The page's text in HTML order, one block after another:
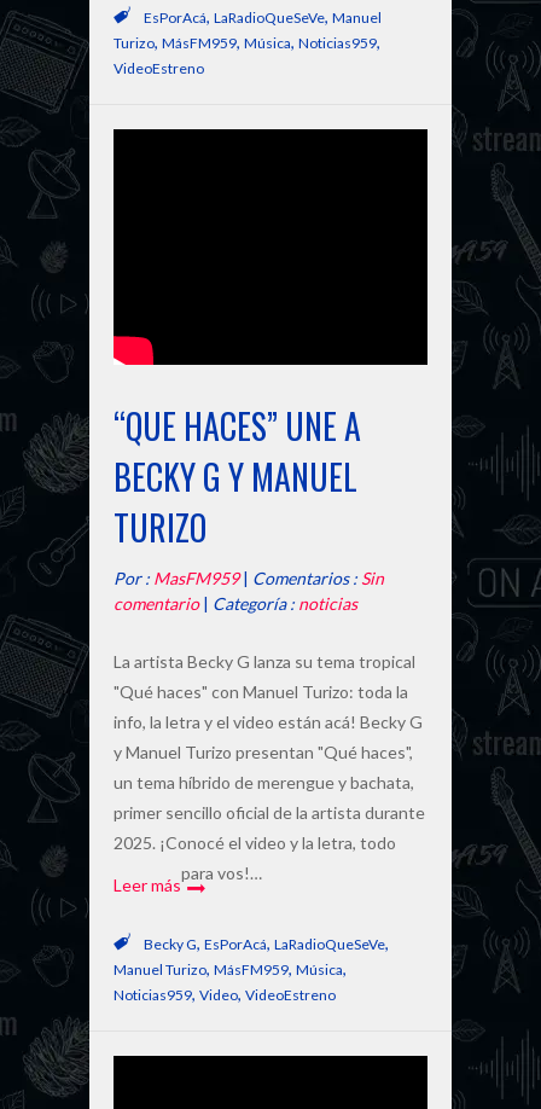
EsPorAcá, LaRadioQueSeVe, Manuel
Turizo, MásFM959, Música, Noticias959,
VideoEstreno
“QUE HACES” UNE A
BECKY G Y MANUEL
TURIZO
Por : MasFM959| Comentarios : Sin
comentario| Categoría : noticias
La artista Becky G lanza su tema tropical
"Qué haces" con Manuel Turizo: toda la
info, la letra y el video están acá! Becky G
y Manuel Turizo presentan "Qué haces",
un tema híbrido de merengue y bachata,
primer sencillo oficial de la artista durante
2025. ¡Conocé el video y la letra, todo
para vos!…
Leer más
Becky G, EsPorAcá, LaRadioQueSeVe,
Manuel Turizo, MásFM959, Música,
Noticias959, Video, VideoEstreno